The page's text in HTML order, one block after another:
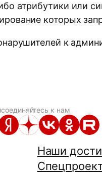
атрибутики или
которых
к
к нам
Наши